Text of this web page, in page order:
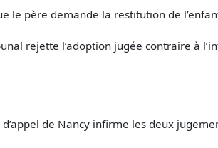
le père demande la restitution de
rejette l’adoption jugée contraire à
de Nancy infirme les deux